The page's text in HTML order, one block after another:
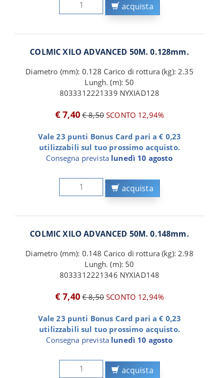
acquista
COLMIC XILO ADVANCED 50M. 0.128mm.
Diametro (mm): 0.128 Carico di rottura (kg): 2.35
Lungh. (m): 50
8033312221339 NYXIAD128
€ 7,40 € 8,50SCONTO 12,94%
Vale 23 punti Bonus Card pari a € 0,23
utilizzabili sul tuo prossimo acquisto.
Consegna prevista lunedì 10 agosto
acquista
COLMIC XILO ADVANCED 50M. 0.148mm.
Diametro (mm): 0.148 Carico di rottura (kg): 2.98
Lungh. (m): 50
8033312221346 NYXIAD148
€ 7,40 € 8,50SCONTO 12,94%
Vale 23 punti Bonus Card pari a € 0,23
utilizzabili sul tuo prossimo acquisto.
Consegna prevista lunedì 10 agosto
acquista